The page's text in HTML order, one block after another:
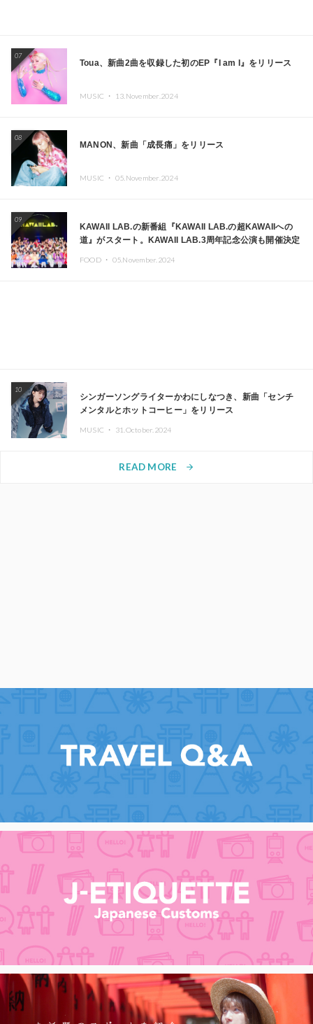
07
Toua、新曲2曲を収録した初のEP『I am I』をリリース
MUSIC ・ 13.November.2024
08
MANON、新曲「成長痛」をリリース
MUSIC ・ 05.November.2024
09
KAWAII LAB.の新番組『KAWAII LAB.の超KAWAIIへの
道』がスタート。KAWAII LAB.3周年記念公演も開催決定
FOOD ・ 05.November.2024
10
シンガーソングライターかわにしなつき、新曲「センチ
メンタルとホットコーヒー」をリリース
MUSIC ・ 31.October.2024
READ MORE arrow_forward